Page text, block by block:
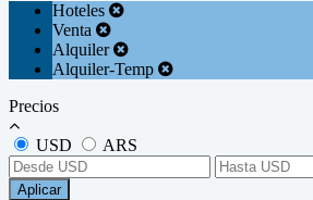
Hoteles
Venta
Alquiler
Alquiler-Temp
Precios
USD ARS
Aplicar